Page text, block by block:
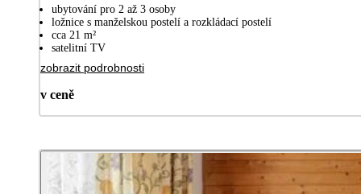
ubytování pro 2 až 3 osoby
ložnice s manželskou postelí a rozkládací postelí
cca 21 m²
satelitní TV
zobrazit podrobnosti
v ceně